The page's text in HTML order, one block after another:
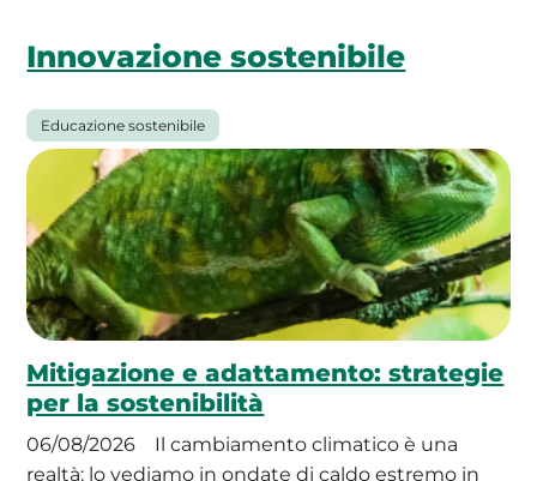
Innovazione sostenibile
Educazione sostenibile
Mitigazione e adattamento: strategie
per la sostenibilità
06/08/2026
Il cambiamento climatico è una
realtà: lo vediamo in ondate di caldo estremo in